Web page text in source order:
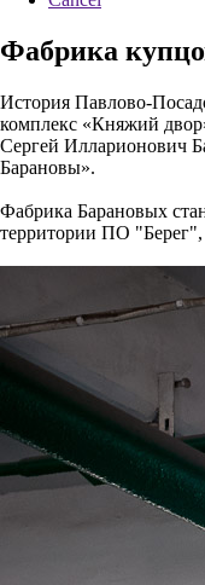
Фабрика
История Павлово-
комплекс «Княжий
Сергей Илларионович
Барановы».
Фабрика Барановых
территории ПО "Берег",